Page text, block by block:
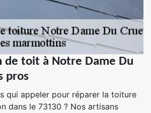
de toit à Notre Dame Du
pros
qui appeler pour réparer la toiture
dans le 73130 ? Nos artisans